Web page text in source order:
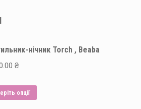
нічник Torch , Beaba
₴
опції